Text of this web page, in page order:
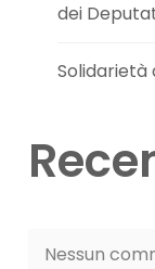
dei
Solidarietà
Nessun